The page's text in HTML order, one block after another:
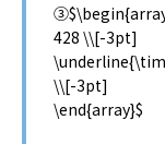
428 \\[-3pt]
\\[-3pt]
\end{array}$